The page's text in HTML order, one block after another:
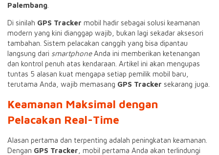
Palembang
Di sinilah GPS Tracker mobil hadir sebagai solusi keamanan
modern yang kini dianggap wajib, bukan lagi sekadar aksesori
tambahan. Sistem pelacakan canggih yang bisa dipantau
langsung dari smartphoneAnda ini memberikan ketenangan
dan kontrol penuh atas kendaraan. Artikel ini akan mengupas
tuntas 5 alasan kuat mengapa setiap pemilik mobil baru,
terutama Anda, wajib memasang GPS Tracker sekarang juga.
Keamanan Maksimal dengan
Pelacakan Real-Time
Alasan pertama dan terpenting adalah peningkatan keamanan.
Dengan GPS Tracker , mobil pertama Anda akan terlindungi